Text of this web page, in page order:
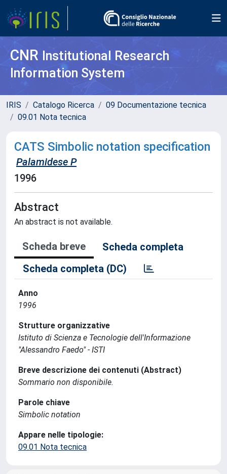
CNR Institutional Research
Information System
IRIS Catalogo Ricerca
09 Documentazione tecnica
09.01 Nota tecnica
CATS Simbolic notation specification
Palamidese P
1996
Abstract
An abstract is not available.
Scheda breve
Scheda completa
Scheda completa (DC)
Anno
1996
Strutture organizzative
Istituto di Scienza e Tecnologie dell'Informazione
"Alessandro Faedo" - ISTI
Breve descrizione dei contenuti (Abstract)
Sommario non disponibile.
Parole chiave
Simbolic notation
Appare nelle tipologie:
09.01 Nota tecnica